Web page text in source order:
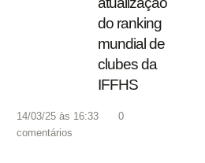
do ranking
mundial de
clubes da
IFFHS
14/03/25 às 16:33
0
comentários